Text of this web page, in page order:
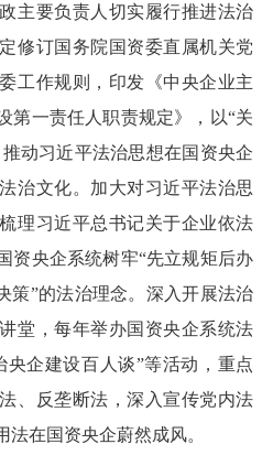
主要负责人切实履行推进法治
修订国务院国资委直属机关党
工作规则，印发《中央企业主
第一责任人职责规定》，以“关
动习近平法治思想在国资央企
治文化。加大对习近平法治思
理习近平总书记关于企业依法
资央企系统树牢“先立规矩后办
策”的法治理念。深入开展法治
堂，每年举办国资央企系统法
央企建设百人谈”等活动，重点
、反垄断法，深入宣传党内法
在国资央企蔚然成风。